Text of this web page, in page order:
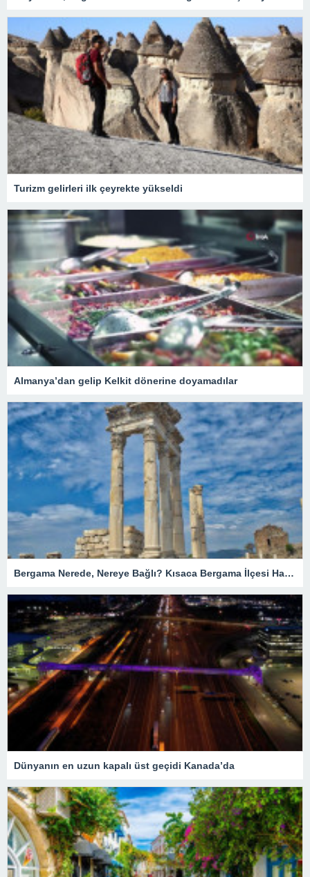
Turizm gelirleri ilk çeyrekte yükseldi
Almanya’dan gelip Kelkit dönerine doyamadılar
Bergama Nerede, Nereye Bağlı? Kısaca Bergama İlçesi Hakkında Bilgiler
Dünyanın en uzun kapalı üst geçidi Kanada’da